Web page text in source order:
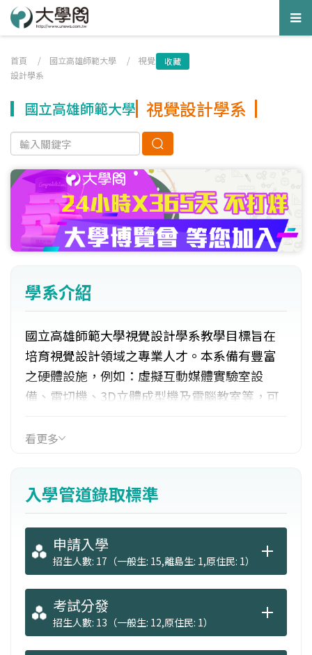
首頁 / 國立高雄師範大學 / 視覺
設計學系
收藏
國立高雄師範大學 視覺設計學系
學系介紹
國立高雄師範大學視覺設計學系教學目標旨在
培育視覺設計領域之專業人才。本系備有豐富
之硬體設施，例如：虛擬互動媒體實驗室設
備、雷切機、3D立體成型機及電腦教室等，可
研討會、設計研習營等活動，更與業界進行產
來就業選擇。
看更多
入學管道錄取標準
申請入學
招生人數: 17（一般生: 15,離島生: 1,原住民: 1）
考試分發
招生人數: 13（一般生: 12,原住民: 1）